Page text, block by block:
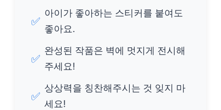
✅
아이가 좋아하는 스티커를 붙여도
좋아요.
✅
완성된 작품은 벽에 멋지게 전시해
주세요!
✅
상상력을 칭찬해주시는 것 잊지 마
세요!